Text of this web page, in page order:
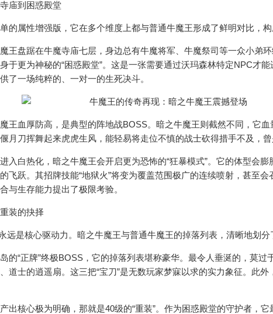
庙到困惑殿堂
属性增强版，它在多个维度上都与普通牛魔王形成了鲜明对比，构
盘踞在牛魔寺庙七层，身边总有牛魔将军、牛魔祭司等一众小弟环
于更为神秘的“困惑殿堂”。这是一张需要通过沃玛森林特定NPC才
了一场纯粹的、一对一的生死决斗。
血厚防高，是典型的阵地战BOSS。暗之牛魔王则截然不同，它血
月刀挥舞起来虎虎生风，能轻易将走位不慎的战士砍得措手不及，曾
白热化，暗之牛魔王会开启更为恐怖的“狂暴模式”。它的体型会膨
飞跃。其招牌技能“地狱火”将变为覆盖范围极广的连续喷射，甚至会
与生存能力提出了极限考验。
装的抉择
是核心驱动力。暗之牛魔王与普通牛魔王的掉落列表，清晰地划分
“正牌”终极BOSS，它的掉落列表堪称豪华。最令人垂涎的，莫
道士的逍遥扇。这三把“宝刀”是无数玩家梦寐以求的实力象征。此
核心极为明确，那就是40级的“重装”。作为困惑殿堂的守护者，它